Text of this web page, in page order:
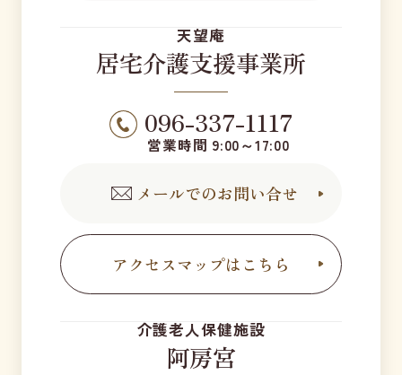
天望庵
居宅介護支援事業所
096-337-1117
営業時間 9:00～17:00
メールでのお問い合せ
アクセスマップはこちら
介護老人保健施設
阿房宮